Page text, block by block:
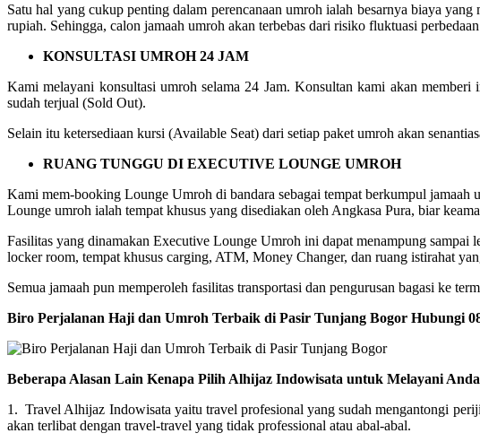
Satu hal yang cukup penting dalam perencanaan umroh ialah besarnya biaya
rupiah. Sehingga, calon jamaah umroh akan terbebas dari risiko fluktuasi
KONSULTASI UMROH 24 JAM
Kami melayani konsultasi umroh selama 24 Jam. Konsultan kami akan
sudah terjual (Sold Out).
Selain itu ketersediaan kursi (Available Seat) dari setiap paket umroh akan
RUANG TUNGGU DI EXECUTIVE LOUNGE UMROH
Kami mem-booking Lounge Umroh di bandara sebagai tempat berkumpul jamaah
Lounge umroh ialah tempat khusus yang disediakan oleh Angkasa Pura, biar
Fasilitas yang dinamakan Executive Lounge Umroh ini dapat menampung
locker room, tempat khusus carging, ATM, Money Changer, dan ruang istirahat
Semua jamaah pun memperoleh fasilitas transportasi dan pengurusan bagasi ke
Biro Perjalanan Haji dan Umroh Terbaik di Pasir Tunjang Bogor Hubungi
Beberapa Alasan Lain Kenapa Pilih Alhijaz Indowisata untuk Melayani Anda
1. Travel Alhijaz Indowisata yaitu travel profesional yang sudah mengantongi
akan terlibat dengan travel-travel yang tidak professional atau abal-abal.